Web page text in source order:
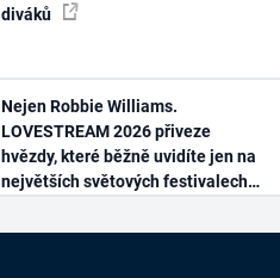
diváků
Nejen Robbie Williams.
LOVESTREAM 2026 přiveze
hvězdy, které běžně uvidíte jen na
největších světových festivalech